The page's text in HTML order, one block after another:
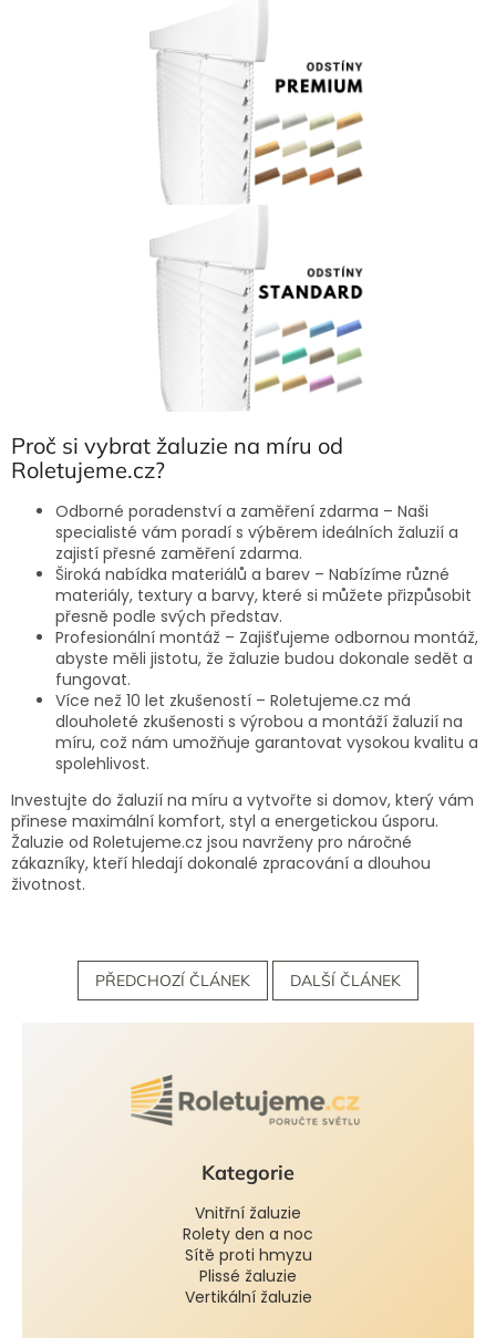
Proč si vybrat žaluzie na míru od
Roletujeme.cz?
Odborné poradenství a zaměření zdarma – Naši
specialisté vám poradí s výběrem ideálních žaluzií a
zajistí přesné zaměření zdarma.
Široká nabídka materiálů a barev – Nabízíme různé
materiály, textury a barvy, které si můžete přizpůsobit
přesně podle svých představ.
Profesionální montáž – Zajišťujeme odbornou montáž,
abyste měli jistotu, že žaluzie budou dokonale sedět a
fungovat.
Více než 10 let zkušeností – Roletujeme.cz má
dlouholeté zkušenosti s výrobou a montáží žaluzií na
míru, což nám umožňuje garantovat vysokou kvalitu a
spolehlivost.
Investujte do žaluzií na míru a vytvořte si domov, který vám
přinese maximální komfort, styl a energetickou úsporu.
Žaluzie od Roletujeme.cz jsou navrženy pro náročné
zákazníky, kteří hledají dokonalé zpracování a dlouhou
životnost.
PŘEDCHOZÍ ČLÁNEK DALŠÍ ČLÁNEK
Kategorie
Vnitřní žaluzie
Rolety den a noc
Sítě proti hmyzu
Plissé žaluzie
Vertikální žaluzie